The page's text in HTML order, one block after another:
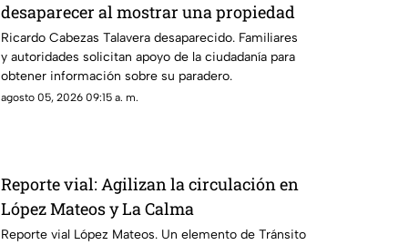
desaparecer al mostrar una propiedad
Ricardo Cabezas Talavera desaparecido. Familiares
y autoridades solicitan apoyo de la ciudadanía para
obtener información sobre su paradero.
agosto 05, 2026 09:15 a. m.
Reporte vial: Agilizan la circulación en
López Mateos y La Calma
Reporte vial López Mateos. Un elemento de Tránsito